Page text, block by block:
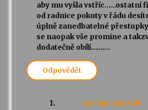
aby mu vyšla vstříc……ostatní
od radnice pokuty v řádu
úplně zanedbatelné
se naopak vše promine a
dodatečně obílí……….
Odpovědět
Anonym napsal: